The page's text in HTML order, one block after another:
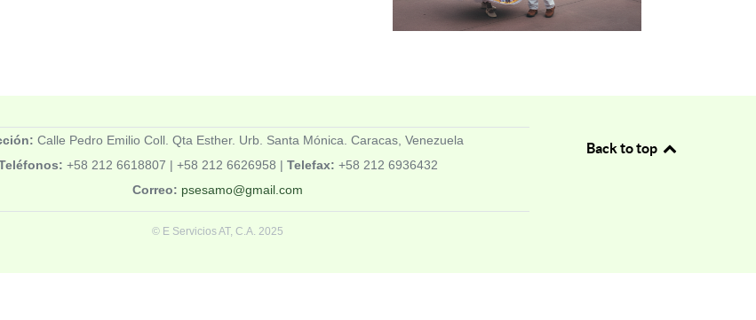
Calle Pedro Emilio Coll. Qta Esther. Urb. Santa Mónica. Caracas, Venezuela
+58 212 6618807 | +58 212 6626958 | Telefax: +58 212 6936432
Correo: psesamo@gmail.com
© E Servicios AT, C.A. 2025
Back to top